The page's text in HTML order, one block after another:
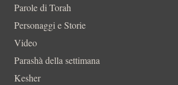
Parole di Torah
Personaggi e Storie
Video
Parashà della settimana
Kesher